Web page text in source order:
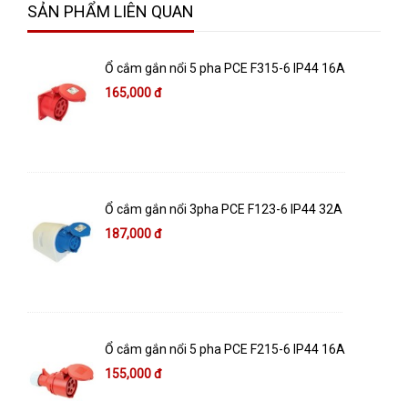
SẢN PHẨM LIÊN QUAN
Ổ cắm gắn nổi 5 pha PCE F315-6 IP44 16A
165,000 đ
Ổ cắm gắn nổi 3pha PCE F123-6 IP44 32A
187,000 đ
Ổ cắm gắn nổi 5 pha PCE F215-6 IP44 16A
155,000 đ